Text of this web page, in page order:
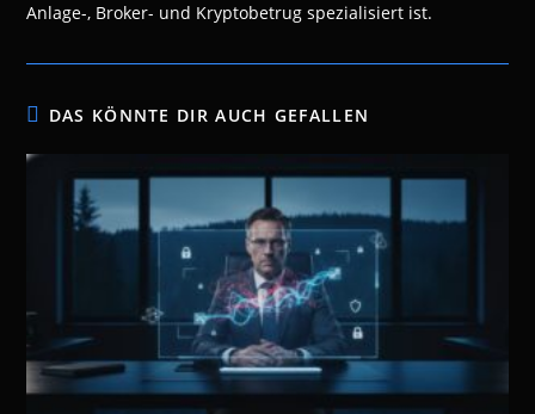
Anlage-, Broker- und Kryptobetrug spezialisiert ist.
DAS KÖNNTE DIR AUCH GEFALLEN